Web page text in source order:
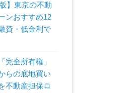
】東京の不動
ンおすすめ12
資・低金利で
完全所有権」
らの底地買い
不動産担保ロ